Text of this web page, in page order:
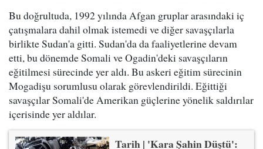
Bu doğrultuda, 1992 yılında Afgan gruplar arasındaki iç
çatışmalara dahil olmak istemedi ve diğer savaşçılarla
birlikte Sudan'a gitti. Sudan'da da faaliyetlerine devam
etti, bu dönemde Somali ve Ogadin'deki savaşçıların
eğitilmesi sürecinde yer aldı. Bu askeri eğitim sürecinin
Mogadişu sorumlusu olarak görevlendirildi. Eğittiği
savaşçılar Somali'de Amerikan güçlerine yönelik saldırılar
içerisinde yer aldılar.
Tarih | 'Kara Şahin Düştü':